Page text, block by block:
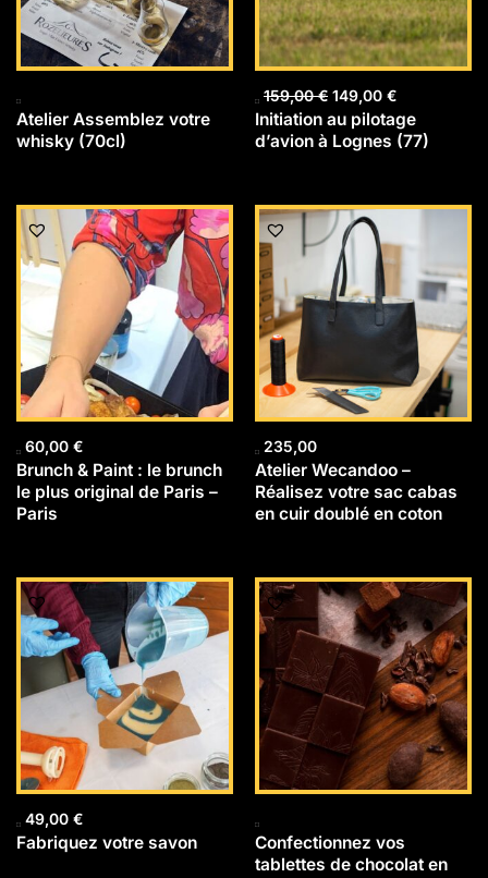
Atelier Assemblez votre
whisky (70cl)
159,00€ 149,00 €
Initiation au pilotage
d’avion à Lognes (77)
60,00 €
Brunch & Paint : le brunch
le plus original de Paris –
Paris
235,00
Atelier Wecandoo –
Réalisez votre sac cabas
en cuir doublé en coton
49,00 €
Fabriquez votre savon
Confectionnez vos
tablettes de chocolat en